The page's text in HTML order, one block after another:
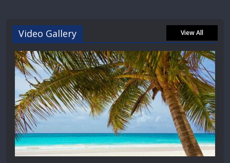
Video Gallery View All